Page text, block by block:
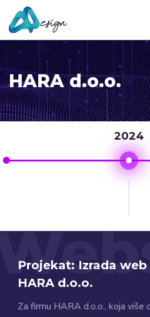
HARA d.o.o.
2024
Projekat: Izrada web
HARA d.o.o.
Za firmu HARA d.o.o., koja više